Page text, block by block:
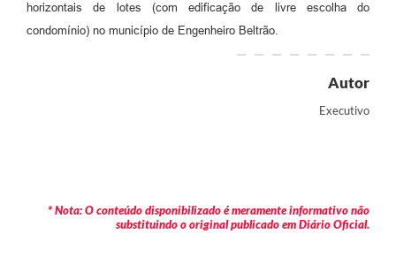
horizontais de lotes (com edificação de livre escolha do
condomínio) no município de Engenheiro Beltrão.
Autor
Executivo
* Nota: O conteúdo disponibilizado é meramente informativo não
substituindo o original publicado em Diário Oficial.